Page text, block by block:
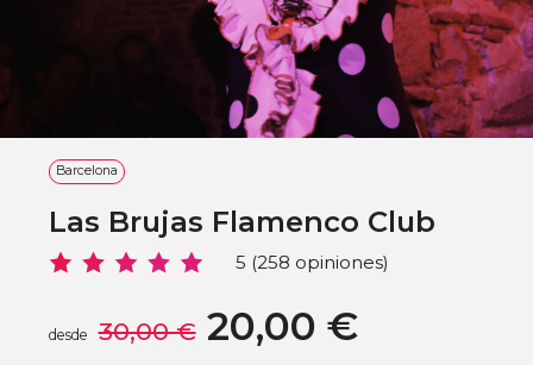
Barcelona
Las Brujas Flamenco Club
5 (258 opiniones)
desde 30,00 €20,00 €